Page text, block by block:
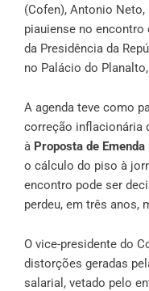
(Cofen), Antonio
piauiense no encontro
da Presidência da
no Palácio do
A agenda teve como
correção inflacionária
à Proposta de
o cálculo do piso à
encontro pode ser
perdeu, em três anos,
O vice-presidente do
distorções geradas
salarial, vetado pelo